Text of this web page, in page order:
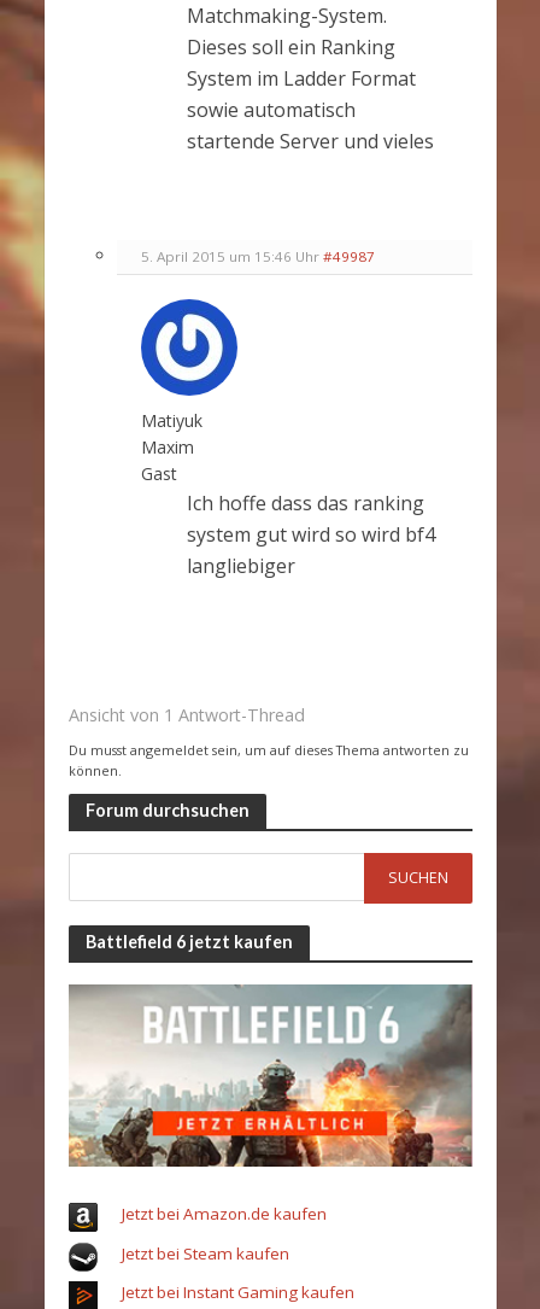
Matchmaking-System.
Dieses soll ein Ranking
System im Ladder Format
sowie automatisch
startende Server und vieles
5. April 2015 um 15:46 Uhr #49987
Matiyuk
Maxim
Gast
Ich hoffe dass das ranking
system gut wird so wird bf4
langliebiger
Ansicht von 1 Antwort-Thread
Du musst angemeldet sein, um auf dieses Thema antworten zu
können.
Forum durchsuchen
Battlefield 6 jetzt kaufen
Jetzt bei Amazon.de kaufen
Jetzt bei Steam kaufen
Jetzt bei Instant Gaming kaufen